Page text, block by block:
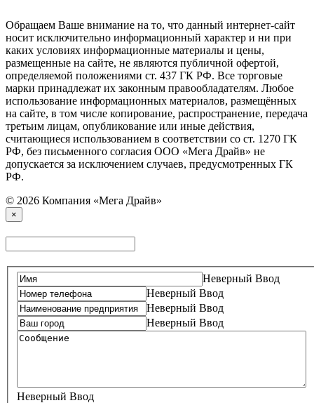
Обращаем Ваше внимание на то, что данный интернет-сайт
носит исключительно информационный характер и ни при
каких условиях информационные материалы и цены,
размещенные на сайте, не являются публичной офертой,
определяемой положениями ст. 437 ГК РФ. Все торговые
марки принадлежат их законным правообладателям. Любое
использование информационных материалов, размещённых
на сайте, в том числе копирование, распространение, передача
третьим лицам, опубликование или иные действия,
считающиеся использованием в соответствии со ст. 1270 ГК
РФ, без письменного согласия ООО «Мега Драйв» не
допускается за исключением случаев, предусмотренных ГК
РФ.
© 2026 Компания «Мега Драйв»
×
Неверный Ввод
Неверный Ввод
Неверный Ввод
Неверный Ввод
Неверный Ввод